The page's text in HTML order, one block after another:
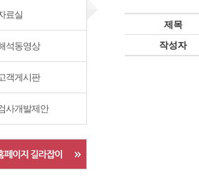
료실
석동영상
객게시판
사개발제안
제목
작성자